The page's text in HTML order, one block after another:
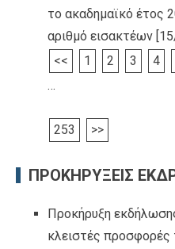
το ακαδημαϊκό έτος
αριθμό εισακτέων
<<
1 2 3 4
…
253 >>
ΠΡΟΚΗΡΥΞΕΙΣ
Προκήρυξη
κλειστές